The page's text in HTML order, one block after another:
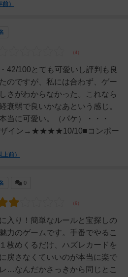
）
42/100とても可愛いし評判も良
のですが、私には合わず、ゲー
さがわからなかった。これなら
衰弱で良いかなあという感じ。
当に可愛い。（パケ）・・・
ザイン→★★★★10/10■コンポー
前）
0
入り！簡単なルールと宝探しの
力のゲームです。手番でやるこ
枚めくるだけ、ハズレカードを
戻さなくていいのが本当に楽で
…なんだかさっきから同じとこ